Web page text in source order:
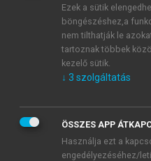
veszem és elfogadom.
Általános vásárlási
mersz.huoldalak
tudomásul veszem és
Ezek a sütik
böngészéshez,a
nem tilthatják le
tartoznak többek
kezelő sütik.
↓ 3 szolgáltatás
ÖSSZES APP
Használja ezt a
engedélyezéséhez/